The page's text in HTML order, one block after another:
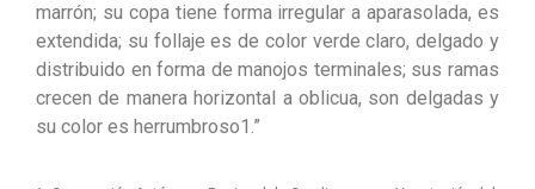
marrón; su copa tiene forma irregular a aparasolada, es
extendida; su follaje es de color verde claro, delgado y
distribuido en forma de manojos terminales; sus ramas
crecen de manera horizontal a oblicua, son delgadas y
su color es herrumbroso1.”